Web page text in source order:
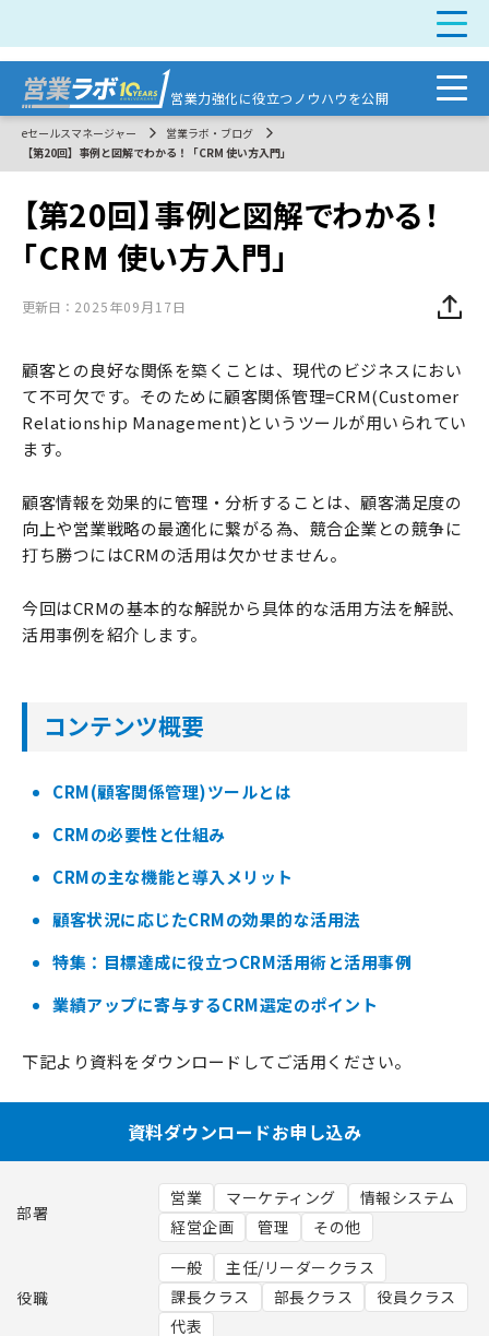
営業力強化に役立つノウハウを公開
eセールスマネージャー
営業ラボ・ブログ
【第20回】事例と図解でわかる！「CRM 使い方入門」
【第20回】事例と図解でわかる！
「CRM 使い方入門」
更新日： 2025年09月17日
顧客との良好な関係を築くことは、現代のビジネスにおい
て不可欠です。そのために顧客関係管理=CRM(Customer
Relationship Management)というツールが用いられてい
ます。
顧客情報を効果的に管理・分析することは、顧客満足度の
向上や営業戦略の最適化に繋がる為、競合企業との競争に
打ち勝つにはCRMの活用は欠かせません。
今回はCRMの基本的な解説から具体的な活用方法を解説、
活用事例を紹介します。
コンテンツ概要
CRM(顧客関係管理)ツールとは
CRMの必要性と仕組み
CRMの主な機能と導入メリット
顧客状況に応じたCRMの効果的な活用法
特集：目標達成に役立つCRM活用術と活用事例
業績アップに寄与するCRM選定のポイント
下記より資料をダウンロードしてご活用ください。
資料ダウンロードお申し込み
部署
営業 マーケティング
情報システム
経営企画
管理 その他
役職
一般
主任/リーダークラス
課長クラス
部長クラス
役員クラス
代表